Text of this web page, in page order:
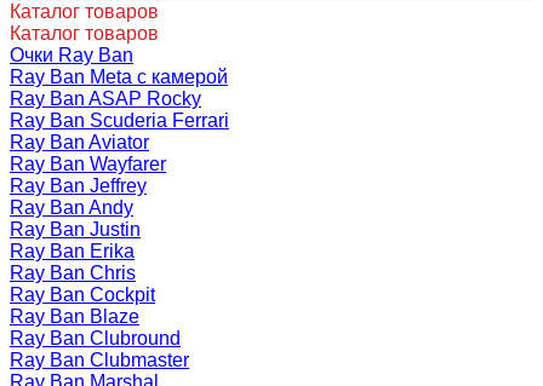
Каталог товаров
Каталог товаров
Очки Ray Ban
Ray Ban Meta с камерой
Ray Ban ASAP Rocky
Ray Ban Scuderia Ferrari
Ray Ban Aviator
Ray Ban Wayfarer
Ray Ban Jeffrey
Ray Ban Andy
Ray Ban Justin
Ray Ban Erika
Ray Ban Chris
Ray Ban Cockpit
Ray Ban Blaze
Ray Ban Clubround
Ray Ban Clubmaster
Ray Ban Marshal